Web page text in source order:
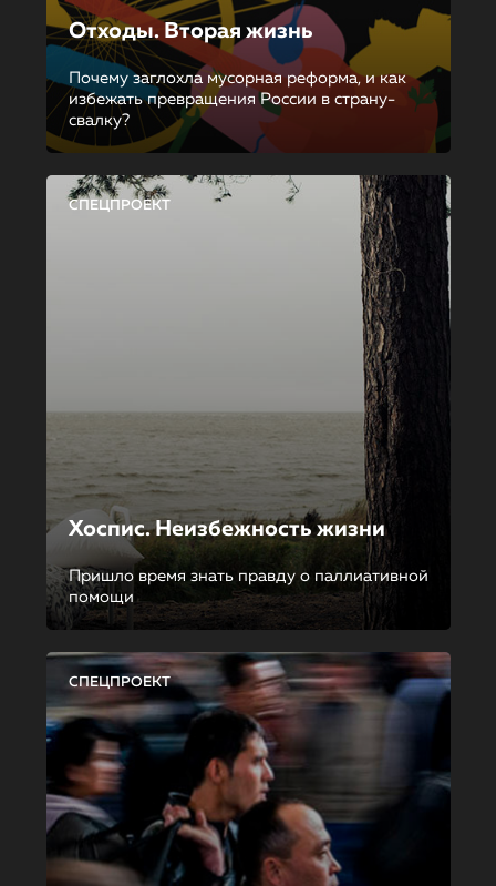
Отходы. Вторая жизнь
Почему заглохла мусорная реформа, и как
избежать превращения России в страну-
свалку?
СПЕЦПРОЕКТ
Хоспис. Неизбежность жизни
Пришло время знать правду о паллиативной
помощи
СПЕЦПРОЕКТ